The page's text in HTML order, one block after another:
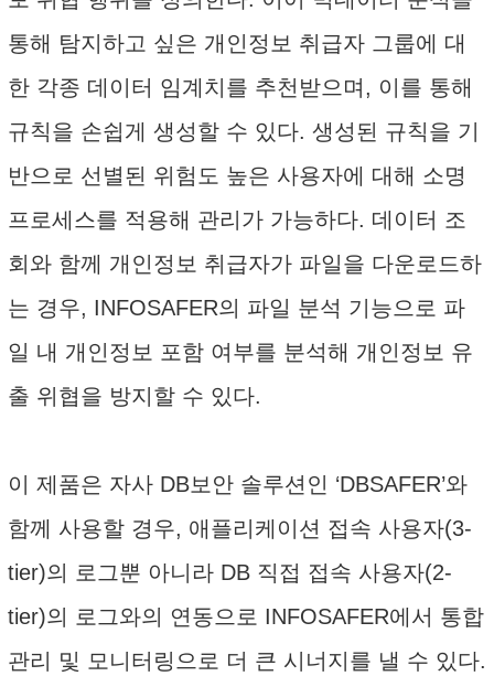
통해 탐지하고 싶은 개인정보 취급자 그룹에 대
한 각종 데이터 임계치를 추천받으며, 이를 통해
규칙을 손쉽게 생성할 수 있다. 생성된 규칙을 기
반으로 선별된 위험도 높은 사용자에 대해 소명
프로세스를 적용해 관리가 가능하다. 데이터 조
회와 함께 개인정보 취급자가 파일을 다운로드하
는 경우, INFOSAFER의 파일 분석 기능으로 파
일 내 개인정보 포함 여부를 분석해 개인정보 유
출 위협을 방지할 수 있다.
이 제품은 자사 DB보안 솔루션인 ‘DBSAFER’와
함께 사용할 경우, 애플리케이션 접속 사용자(3-
tier)의 로그뿐 아니라 DB 직접 접속 사용자(2-
tier)의 로그와의 연동으로 INFOSAFER에서 통합
관리 및 모니터링으로 더 큰 시너지를 낼 수 있다.